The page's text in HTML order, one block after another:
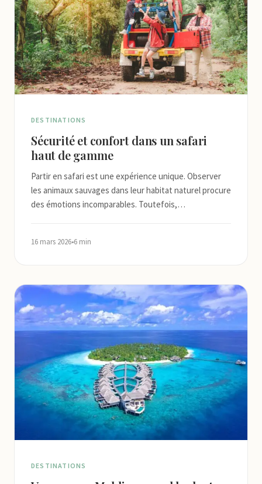
DESTINATIONS
Sécurité et confort dans un safari
haut de gamme
Partir en safari est une expérience unique. Observer
les animaux sauvages dans leur habitat naturel procure
des émotions incomparables. Toutefois,…
16 mars 2026•6 min
DESTINATIONS